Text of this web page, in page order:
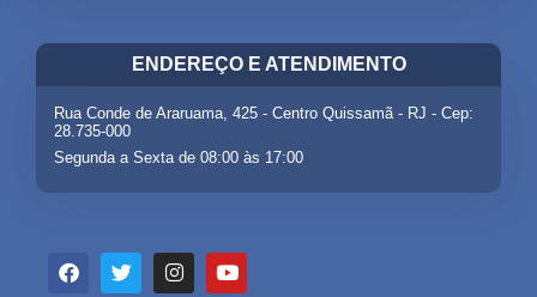
ENDEREÇO E ATENDIMENTO
Rua Conde de Araruama, 425 - Centro Quissamã - RJ - Cep:
28.735-000
Segunda a Sexta de 08:00 às 17:00